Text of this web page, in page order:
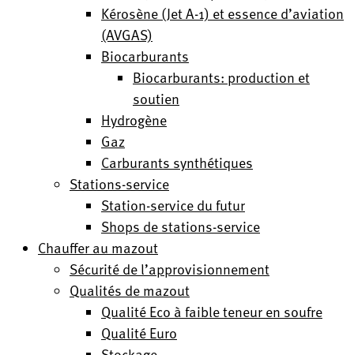
Kérosène (Jet A-1) et essence d’aviation
(AVGAS)
Biocarburants
Biocarburants: production et
soutien
Hydrogène
Gaz
Carburants synthétiques
Stations-service
Station-service du futur
Shops de stations-service
Chauffer au mazout
Sécurité de l’approvisionnement
Qualités de mazout
Qualité Eco à faible teneur en soufre
Qualité Euro